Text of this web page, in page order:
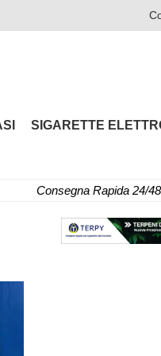
SIGARETTE
Consegna Rapida 24/